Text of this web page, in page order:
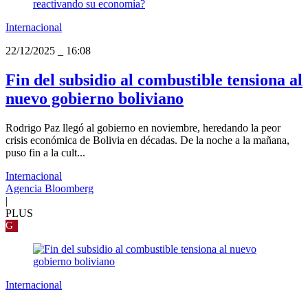
Internacional
22/12/2025
16:08
Fin del subsidio al combustible tensiona al
nuevo gobierno boliviano
Rodrigo Paz llegó al gobierno en noviembre, heredando la peor
crisis económica de Bolivia en décadas. De la noche a la mañana,
puso fin a la cult...
Internacional
Agencia Bloomberg
|
PLUS
G
Internacional